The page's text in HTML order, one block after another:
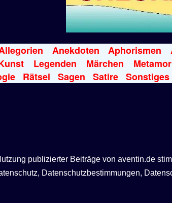
Anekdoten Aphorismen
Legenden Märchen
Rätsel Sagen Satire Sonstiges
publizierter Beiträge von aventin.de
Datenschutzbestimmungen,